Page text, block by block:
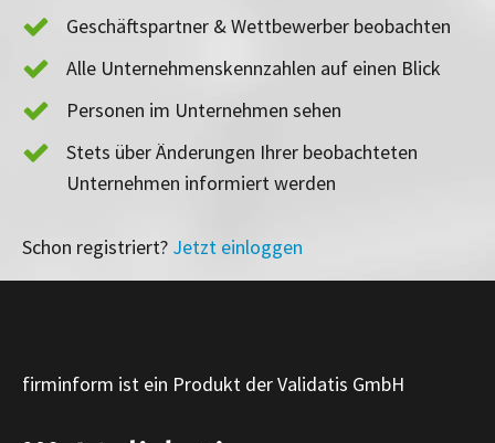
Geschäftspartner & Wettbewerber beobachten
Alle Unternehmenskennzahlen auf einen Blick
Personen im Unternehmen sehen
Stets über Änderungen Ihrer beobachteten
Unternehmen informiert werden
Schon registriert? Jetzt einloggen
firminform ist ein Produkt der Validatis GmbH